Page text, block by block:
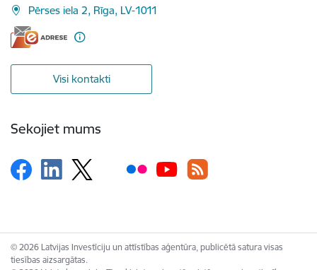
Pērses iela 2, Rīga, LV-1011
Visi kontakti
Sekojiet mums
© 2026 Latvijas Investīciju un attīstības aģentūra, publicētā satura visas
tiesības aizsargātas.